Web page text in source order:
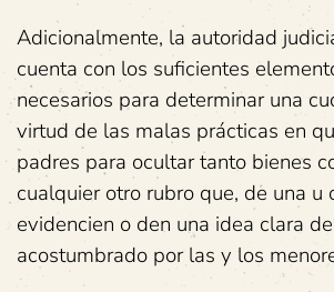
Adicionalmente, la autoridad
cuenta con los suficientes
necesarios para determinar una
virtud de las malas prácticas en
padres para ocultar tanto bienes
cualquier otro rubro que, de una u
evidencien o den una idea clara
acostumbrado por las y los